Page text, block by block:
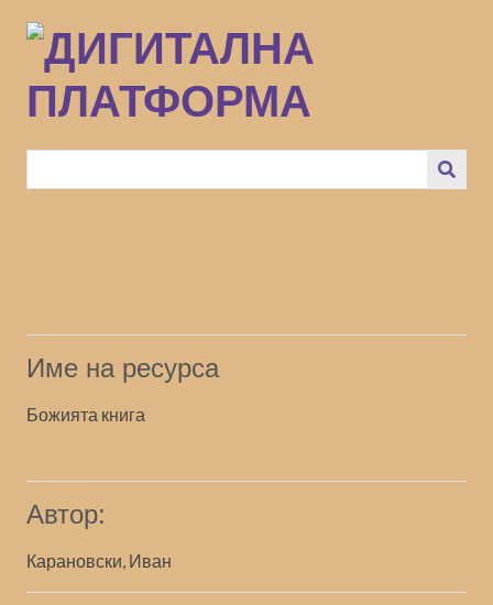
към
основното
съдържание
Име на ресурса
Божията книга
Автор:
Карановски, Иван